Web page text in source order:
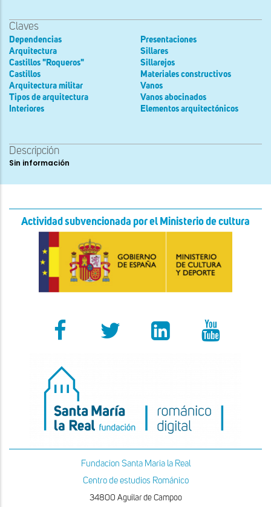
Claves
Dependencias
Arquitectura
Castillos "Roqueros"
Castillos
Arquitectura militar
Tipos de arquitectura
Interiores
Presentaciones
Sillares
Sillarejos
Materiales constructivos
Vanos
Vanos abocinados
Elementos arquitectónicos
Descripción
Sin información
Actividad subvencionada por el Ministerio de cultura
Fundacion Santa Maria la Real
Centro de estudios Románico
34800 Aguilar de Campoo